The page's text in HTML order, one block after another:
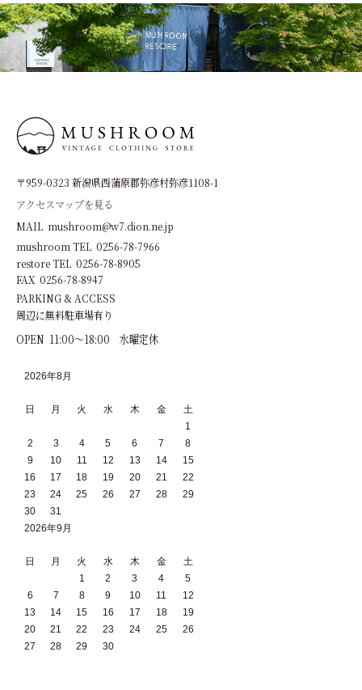
〒959-0323 新潟県西蒲原郡弥彦村弥彦1108-1
アクセスマップを見る
MAIL mushroom@w7.dion.ne.jp
mushroom TEL 0256-78-7966
restore TEL 0256-78-8905
FAX 0256-78-8947
PARKING & ACCESS
周辺に無料駐車場有り
OPEN 11:00～18:00 水曜定休
2026年8月
日 月 火 水 木 金
土
1
2
3 4 5 6 7
8
9
10 11 12 13 14
15
16
17 18 19 20 21
22
23
24 25 26 27 28
29
30
31
2026年9月
日 月 火 水 木 金
土
1
2 3 4
5
6
7 8 9 10 11
12
13
14 15 16 17 18
19
20
21 22 23 24 25
26
27
28 29 30